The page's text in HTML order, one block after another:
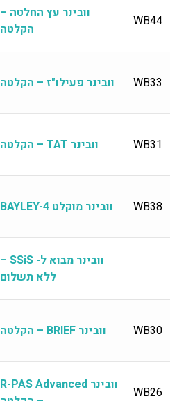
WB44
וובינר עץ החלטה –
הקלטה
WB33 וובינר פעילו"ז – הקלטה
WB31 וובינר TAT – הקלטה
WB38 וובינר מוקלט BAYLEY-4
וובינר מבוא ל- SSiS –
ללא תשלום
WB30 וובינר BRIEF – הקלטה
WB26
וובינר R-PAS Advanced